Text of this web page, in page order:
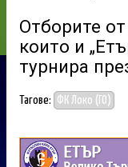
Отборите от
които и
турнира
Тагове: ФК Локо (ГО)